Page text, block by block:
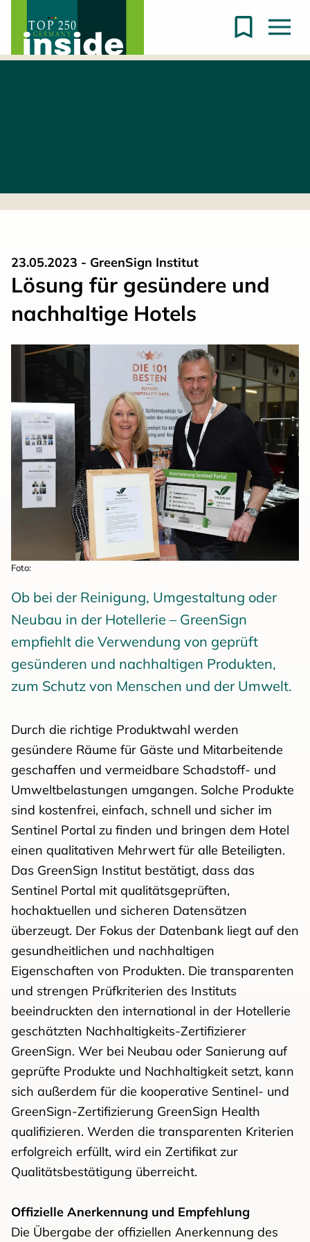
23.05.2023 - GreenSign Institut
Lösung für gesündere und
nachhaltige Hotels
Foto:
Ob bei der Reinigung, Umgestaltung oder
Neubau in der Hotellerie – GreenSign
empfiehlt die Verwendung von geprüft
gesünderen und nachhaltigen Produkten,
zum Schutz von Menschen und der Umwelt.
Durch die richtige Produktwahl werden
gesündere Räume für Gäste und Mitarbeitende
geschaffen und vermeidbare Schadstoff- und
Umweltbelastungen umgangen. Solche Produkte
sind kostenfrei, einfach, schnell und sicher im
Sentinel Portal zu finden und bringen dem Hotel
einen qualitativen Mehrwert für alle Beteiligten.
Das GreenSign Institut bestätigt, dass das
Sentinel Portal mit qualitätsgeprüften,
hochaktuellen und sicheren Datensätzen
überzeugt. Der Fokus der Datenbank liegt auf den
gesundheitlichen und nachhaltigen
Eigenschaften von Produkten. Die transparenten
und strengen Prüfkriterien des Instituts
beeindruckten den international in der Hotellerie
geschätzten Nachhaltigkeits-Zertifizierer
GreenSign. Wer bei Neubau oder Sanierung auf
geprüfte Produkte und Nachhaltigkeit setzt, kann
sich außerdem für die kooperative Sentinel- und
GreenSign-Zertifizierung GreenSign Health
qualifizieren. Werden die transparenten Kriterien
erfolgreich erfüllt, wird ein Zertifikat zur
Qualitätsbestätigung überreicht.
Offizielle Anerkennung und Empfehlung
Die Übergabe der offiziellen Anerkennung des